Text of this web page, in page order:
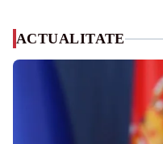
ACTUALITATE